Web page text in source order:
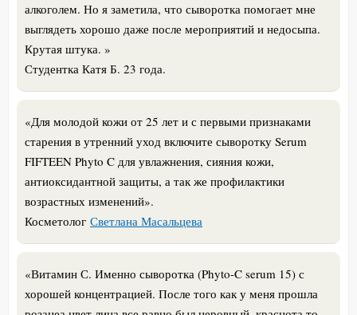
алкоголем. Но я заметила, что сыворотка помогает мне
выглядеть хорошо даже после мероприятий и недосыпа.
Крутая штука. »
Студентка Катя Б. 23 года.
«Для молодой кожи от 25 лет и с первыми признаками
старения в утренний уход включите сыворотку Serum
FIFTEEN Phyto C для увлажнения, сияния кожи,
антиоксидантной защиты, а так же профилактики
возрастных изменений».
Косметолог Светлана Масальцева
«Витамин С. Именно сыворотка (Phyto-C serum 15) с
хорошей концентрацией. После того как у меня прошла